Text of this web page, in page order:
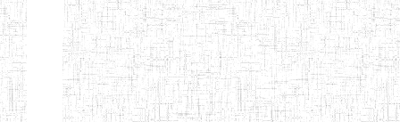
Etablissements
d'enseignement